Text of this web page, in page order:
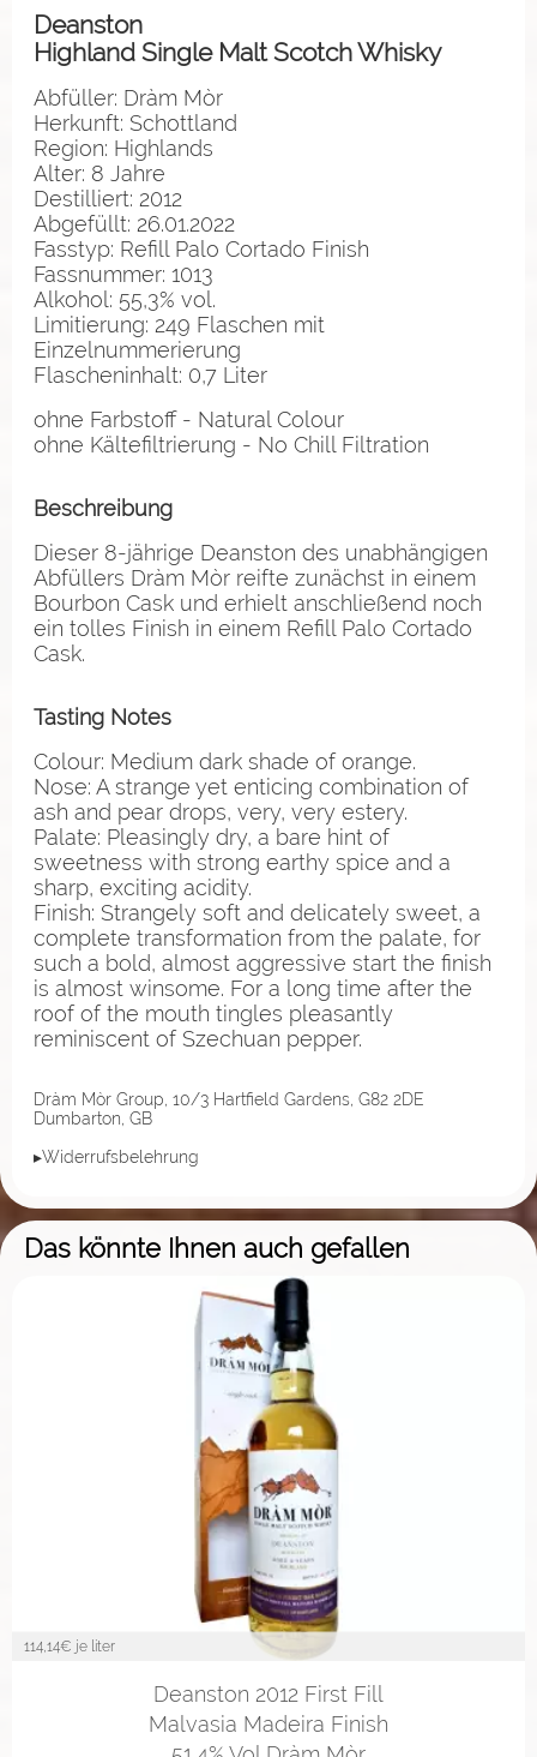
Deanston
Highland Single Malt Scotch Whisky
Abfüller: Dràm Mòr
Herkunft: Schottland
Region: Highlands
Alter: 8 Jahre
Destilliert: 2012
Abgefüllt: 26.01.2022
Fasstyp: Refill Palo Cortado Finish
Fassnummer: 1013
Alkohol: 55,3% vol.
Limitierung: 249 Flaschen mit
Einzelnummerierung
Flascheninhalt: 0,7 Liter
ohne Farbstoff - Natural Colour
ohne Kältefiltrierung - No Chill Filtration
Beschreibung
Dieser 8-jährige Deanston des unabhängigen
Abfüllers Dràm Mòr reifte zunächst in einem
Bourbon Cask und erhielt anschließend noch
ein tolles Finish in einem Refill Palo Cortado
Cask.
Tasting Notes
Colour: Medium dark shade of orange.
Nose: A strange yet enticing combination of
ash and pear drops, very, very estery.
Palate: Pleasingly dry, a bare hint of
sweetness with strong earthy spice and a
sharp, exciting acidity.
Finish: Strangely soft and delicately sweet, a
complete transformation from the palate, for
such a bold, almost aggressive start the finish
is almost winsome. For a long time after the
roof of the mouth tingles pleasantly
reminiscent of Szechuan pepper.
Dràm Mòr Group, 10/3 Hartfield Gardens, G82 2DE
Dumbarton, GB
▸Widerrufsbelehrung
Das könnte Ihnen auch gefallen
114,14€ je liter
Deanston 2012 First Fill
Malvasia Madeira Finish